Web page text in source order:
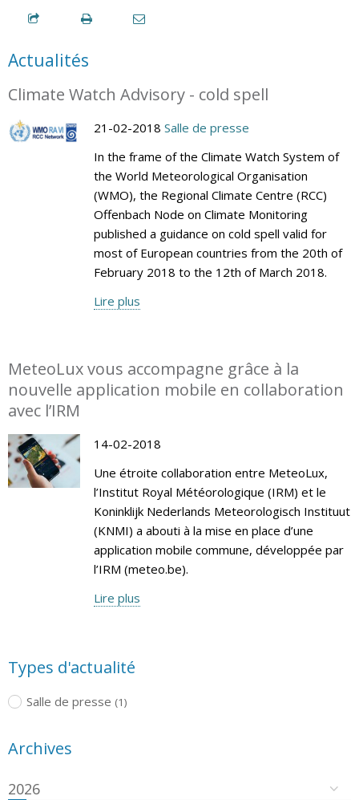
Actualités
Climate Watch Advisory - cold spell
21-02-2018 Salle de presse
In the frame of the Climate Watch System of
the World Meteorological Organisation
(WMO), the Regional Climate Centre (RCC)
Offenbach Node on Climate Monitoring
published a guidance on cold spell valid for
most of European countries from the 20th of
February 2018 to the 12th of March 2018.
Lire plus
MeteoLux vous accompagne grâce à la
nouvelle application mobile en collaboration
avec l’IRM
14-02-2018
Une étroite collaboration entre MeteoLux,
l’Institut Royal Météorologique (IRM) et le
Koninklijk Nederlands Meteorologisch Instituut
(KNMI) a abouti à la mise en place d’une
application mobile commune, développée par
l’IRM (meteo.be).
Lire plus
Types d'actualité
Salle de presse (1)
Archives
2026